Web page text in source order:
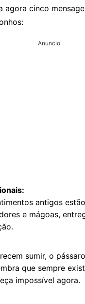
agora cinco
Anuncio
antigos
e mágoas,
sumir, o
que sempre
impossível agora.